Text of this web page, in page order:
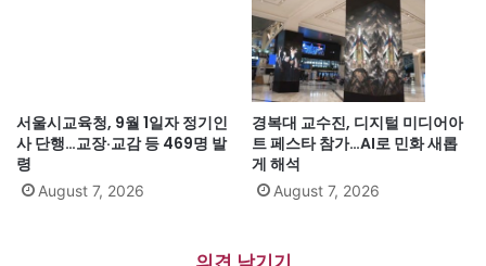
서울시교육청, 9월 1일자 정기인
사 단행…교장·교감 등 469명 발
령
August 7, 2026
경복대 교수진, 디지털 미디어아
트 페스타 참가…AI로 민화 새롭
게 해석
August 7, 2026